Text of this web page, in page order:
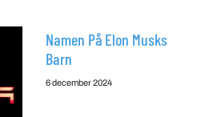
Namen På Elon Musks
Barn
6 december 2024